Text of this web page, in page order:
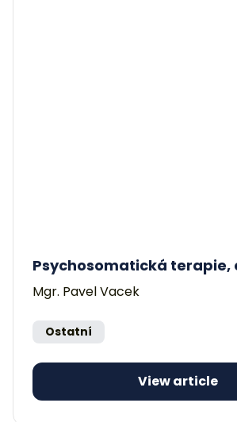
Psychosomatická terapie,
Mgr. Pavel Vacek
Ostatní
View article